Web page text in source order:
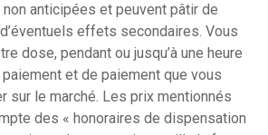
anticipées et peuvent pâtir de
effets secondaires. Vous
dose, pendant ou jusqu’à une heure
et de paiement que vous
sur le marché. Les prix mentionnés
des « honoraires de dispensation